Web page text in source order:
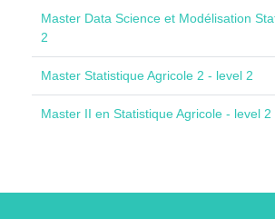
Master Data Science et Modélisation
2
Master Statistique Agricole 2 - level 2
Master II en Statistique Agricole - level 2